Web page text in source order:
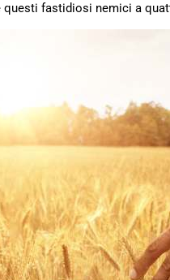
fastidiosi nemici a